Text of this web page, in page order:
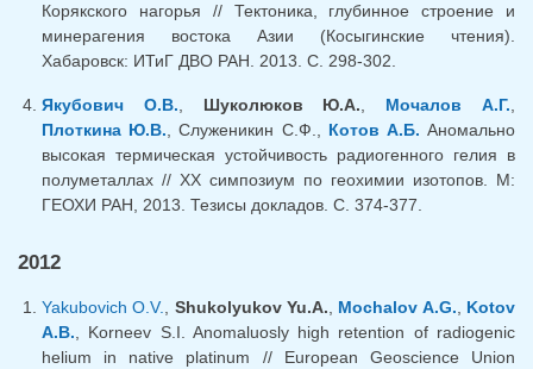
Корякского нагорья // Тектоника, глубинное строение и
минерагения востока Азии (Косыгинские чтения).
Хабаровск: ИТиГ ДВО РАН. 2013. С. 298-302.
Якубович О.В., Шуколюков Ю.А., Мочалов А.Г.,
Плоткина Ю.В., Служеникин С.Ф., Котов А.Б. Аномально
высокая термическая устойчивость радиогенного гелия в
полуметаллах // XX симпозиум по геохимии изотопов. М:
ГЕОХИ РАН, 2013. Тезисы докладов. C. 374-377.
2012
Yakubovich O.V. Shukolyukov Yu.A. Mochalov A.G.
Kotov
A.B. , Korneev S.I. Anomaluosly high retention of radiogenic
helium in native platinum // European Geoscience Union